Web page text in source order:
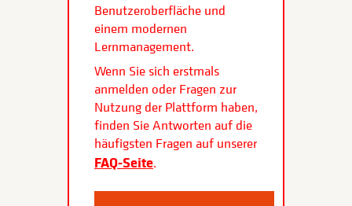
Benutzeroberfläche und
einem modernen
Lernmanagement.
Wenn Sie sich erstmals
anmelden oder Fragen zur
Nutzung der Plattform haben,
finden Sie Antworten auf die
häufigsten Fragen auf unserer
FAQ-Seite.